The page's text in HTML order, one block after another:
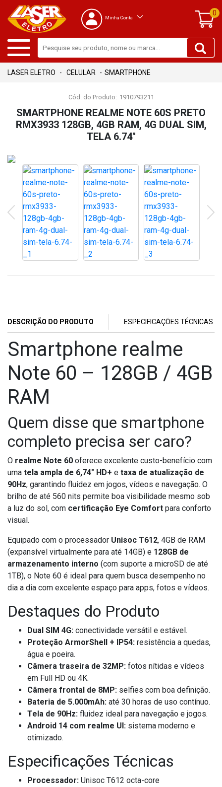
Minha Conta
0
CELULAR SMARTPHONE
Cód. do Produto: 1910793211
SMARTPHONE REALME NOTE 60S PRETO
RMX3933 128GB, 4GB RAM, 4G DUAL SIM,
TELA 6.74"
DESCRIÇÃO DO PRODUTO ESPECIFICAÇÕES TÉCNICAS
Smartphone realme
Note 60 – 128GB / 4GB
RAM
Quem disse que smartphone
completo precisa ser caro?
O realme Note 60 oferece excelente custo-benefício com
uma tela ampla de 6,74" HD+ e taxa de atualização de
90Hz, garantindo fluidez em jogos, vídeos e navegação. O
brilho de até 560 nits permite boa visibilidade mesmo sob
a luz do sol, com certificação Eye Comfort para conforto
visual.
Equipado com o processador Unisoc T612, 4GB de RAM
(expansível virtualmente para até 14GB) e 128GB de
armazenamento interno (com suporte a microSD de até
1TB), o Note 60 é ideal para quem busca desempenho no
dia a dia com excelente espaço para apps, fotos e vídeos.
Destaques do Produto
Dual SIM 4G: conectividade versátil e estável.
Proteção ArmorShell + IP54: resistência a quedas,
água e poeira.
Câmera traseira de 32MP: fotos nítidas e vídeos
em Full HD ou 4K.
Câmera frontal de 8MP: selfies com boa definição.
Bateria de 5.000mAh: até 30 horas de uso contínuo.
Tela de 90Hz: fluidez ideal para navegação e jogos.
Android 14 com realme UI: sistema moderno e
otimizado.
Especificações Técnicas
Processador: Unisoc T612 octa-core